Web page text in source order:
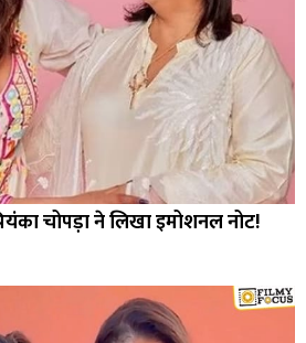
चोपड़ा ने लिखा इमोशनल नोट!